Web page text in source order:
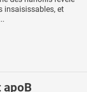
insaisissables, et
apoB